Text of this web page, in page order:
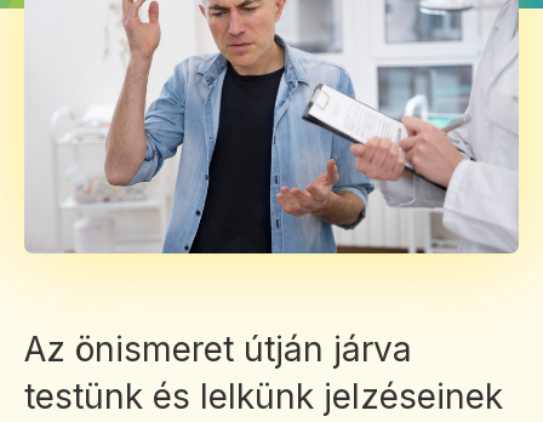
Az önismeret útján járva
testünk és lelkünk jelzéseinek